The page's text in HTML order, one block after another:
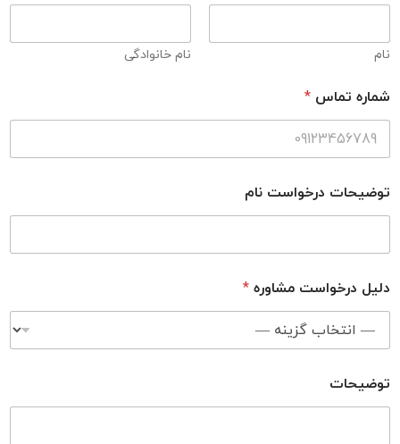
نام نام خانوادگی
شماره تماس *
توضیحات درخواست نام
دلیل درخواست مشاوره *
توضیحات